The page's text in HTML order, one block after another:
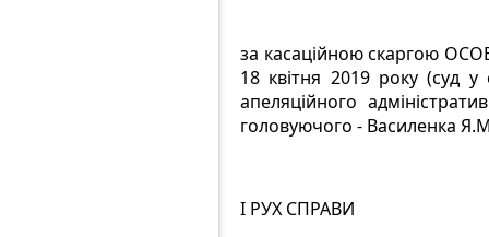
за касаційною скаргою
18 квітня 2019 року (суд
апеляційного
головуючого - Василенка
І РУХ СПРАВИ